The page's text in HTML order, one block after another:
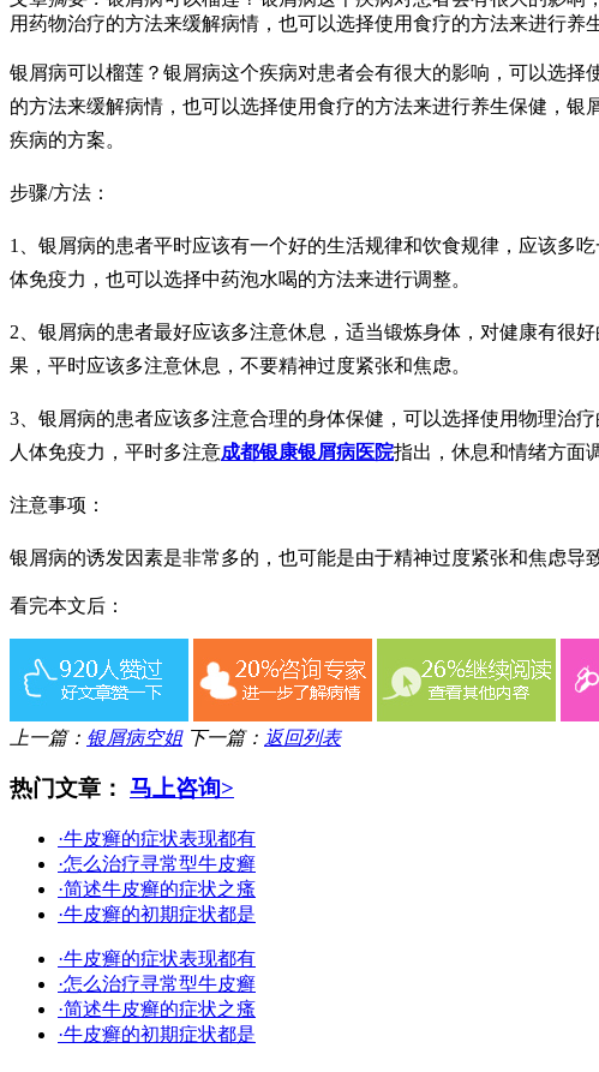
用药物治疗的方法来缓解病情，也可以选择使用食疗的方法来进行养
银屑病可以榴莲？银屑病这个疾病对患者会有很大的影响，可以选
的方法来缓解病情，也可以选择使用食疗的方法来进行养生保健，
疾病的方案。
步骤/方法：
1、银屑病的患者平时应该有一个好的生活规律和饮食规律，应该多
体免疫力，也可以选择中药泡水喝的方法来进行调整。
2、银屑病的患者最好应该多注意休息，适当锻炼身体，对健康有很
果，平时应该多注意休息，不要精神过度紧张和焦虑。
3、银屑病的患者应该多注意合理的身体保健，可以选择使用物理治
人体免疫力，平时多注意成都银康银屑病医院指出，休息和情绪方面
注意事项：
银屑病的诱发因素是非常多的，也可能是由于精神过度紧张和焦虑
看完本文后：
上一篇： 银屑病空姐 下一篇： 返回列表
热门文章： 马上咨询>
·牛皮癣的症状表现都有
·怎么治疗寻常型牛皮癣
·简述牛皮癣的症状之瘙
·牛皮癣的初期症状都是
·牛皮癣的症状表现都有
·怎么治疗寻常型牛皮癣
·简述牛皮癣的症状之瘙
·牛皮癣的初期症状都是